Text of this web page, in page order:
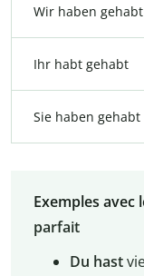
Wir haben gehabt
Ihr habt gehabt
Sie haben gehabt
Exemples avec
parfait
Du hast